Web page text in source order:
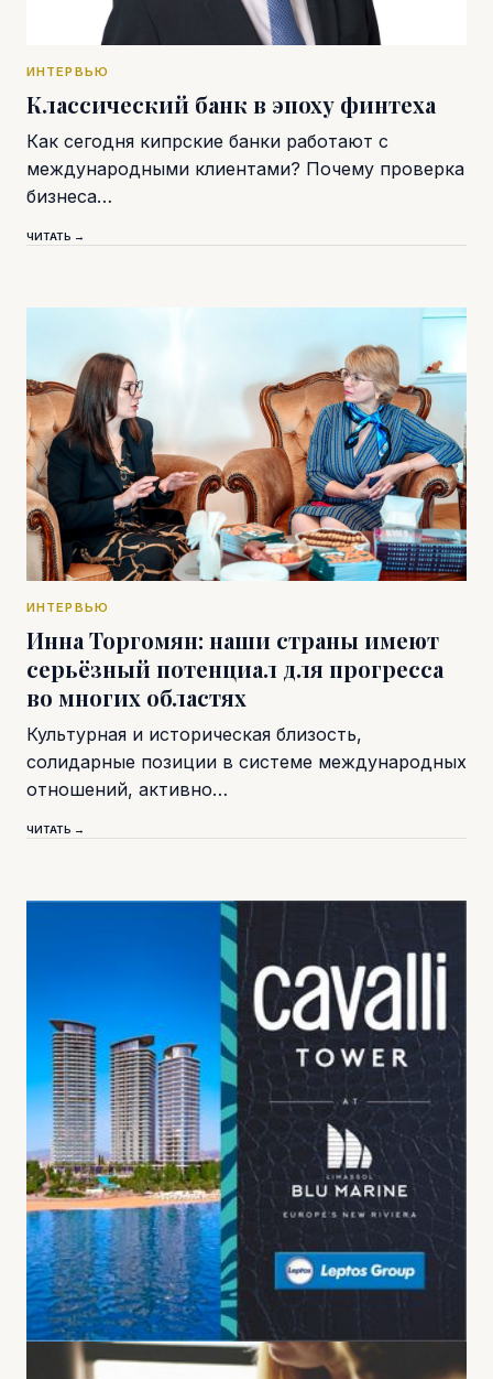
ИНТЕРВЬЮ
Классический банк в эпоху финтеха
Как сегодня кипрские банки работают с
международными клиентами? Почему проверка
бизнеса…
ЧИТАТЬ →
ИНТЕРВЬЮ
Инна Торгомян: наши страны имеют
серьёзный потенциал для прогресса
во многих областях
Культурная и историческая близость,
солидарные позиции в системе международных
отношений, активно…
ЧИТАТЬ →